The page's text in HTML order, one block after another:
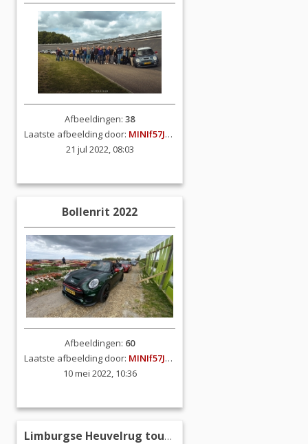
Afbeeldingen: 38
Laatste afbeelding door: MINIf57JCW
21 jul 2022, 08:03
Bollenrit 2022
Afbeeldingen: 60
Laatste afbeelding door: MINIf57JCW
10 mei 2022, 10:36
Limburgse Heuvelrug tour 27 februari 2022